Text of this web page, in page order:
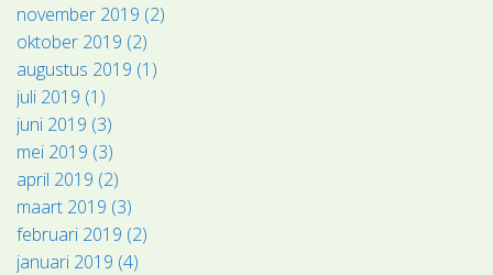
november 2019 (2)
oktober 2019 (2)
augustus 2019 (1)
juli 2019 (1)
juni 2019 (3)
mei 2019 (3)
april 2019 (2)
maart 2019 (3)
februari 2019 (2)
januari 2019 (4)